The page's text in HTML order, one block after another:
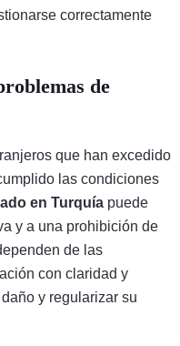
correctamente
de
que han excedido
las condiciones
en Turquía puede
y a una prohibición de
de las
con claridad y
y regularizar su